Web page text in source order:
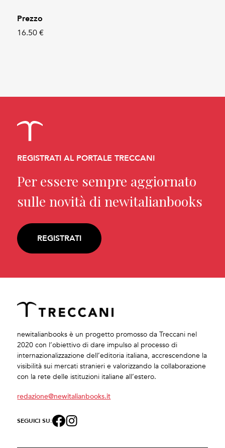
Prezzo
16.50 €
REGISTRATI AL PORTALE TRECCANI
Per essere sempre aggiornato
sulle novità di newitalianbooks
REGISTRATI
newitalianbooks è un progetto promosso da Treccani nel
2020 con l’obiettivo di dare impulso al processo di
internazionalizzazione dell’editoria italiana, accrescendone la
visibilità sui mercati stranieri e valorizzando la collaborazione
con la rete delle istituzioni italiane all’estero.
redazione@newitalianbooks.it
SEGUICI SU: